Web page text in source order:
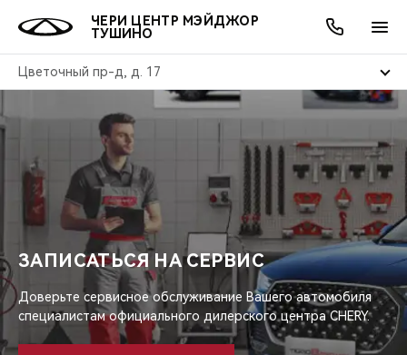
ЧЕРИ ЦЕНТР МЭЙДЖОР
ТУШИНО
Цветочный пр-д, д. 17
ВСЕ МОДЕЛИ
КРОССОВЕРЫ
СЕДАНЫ
НОВИНКИ
ВЫБОР И ПОКУПКА
КРЕДИТ И СТРАХОВАНИЕ
СЕРВИС
ЗАПЧАСТИ И АКСЕССУАРЫ
ПОДДЕРЖКА
CHERY CONNECT
АКСЕССУАРЫ
О БРЕНДЕ
CHERY В СОЦСЕТЯХ
ЛЮДИ CHERY
ВЫГОДЫ И АКЦИИ
ВЫБОР И ПОКУПКА
КРЕДИТ
О НАС
МЫ В СОЦСЕТЯХ
ЗАПИСАТЬСЯ НА СЕРВИС
Доверьте сервисное обслуживание Вашего автомобиля
специалистам официального дилерского центра CHERY.